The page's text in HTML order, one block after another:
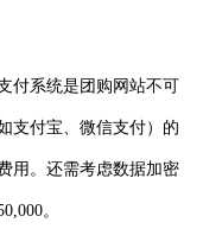
系统是团购网站不可
支付宝、微信支付）的
用。还需考虑数据加密
。